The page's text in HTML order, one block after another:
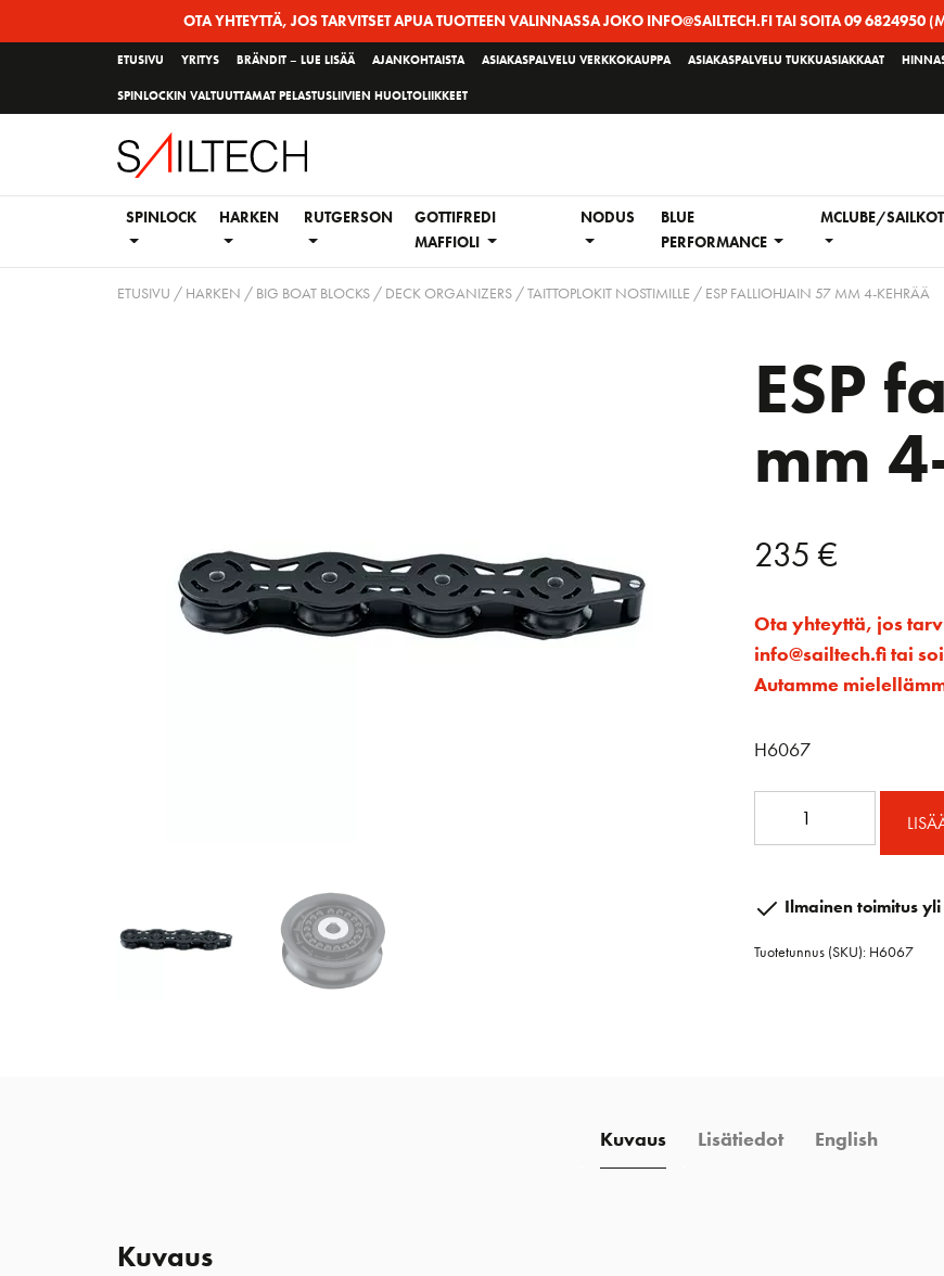
OTA YHTEYTTÄ, JOS TARVITSET APUA TUOTTEEN VALINNASSA JOKO INFO@SAILTECH.FI TAI SOITA 09
ETUSIVU YRITYS BRÄNDIT – LUE LISÄÄ AJANKOHTAISTA ASIAKASPALVELU VERKKOKAUPPA ASIAKASPALVELU TUKKUASIAKKAAT
SPINLOCKIN VALTUUTTAMAT PELASTUSLIIVIEN HUOLTOLIIKKEET
SPINLOCK HARKEN RUTGERSON
GOTTIFREDI
MAFFIOLI
NODUS
BLUE
PERFORMANCE
MCLUBE/
ETUSIVU / HARKEN / BIG BOAT BLOCKS/ DECK ORGANIZERS / TAITTOPLOKIT NOSTIMILLE / ESP FALLIOHJAIN 57 MM 4-KEHRÄÄ
ESP
mm
235 €
Ota yhteyttä, jos
info@sailtech.fi tai
Autamme
H6067
mm
kehrää
Ilmainen toimitus
Tuotetunnus (SKU): H6067
Kuvaus Lisätiedot English
Kuvaus